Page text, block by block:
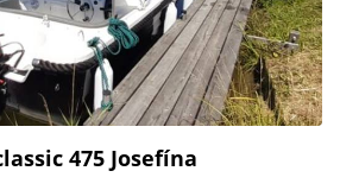
475 Josefína